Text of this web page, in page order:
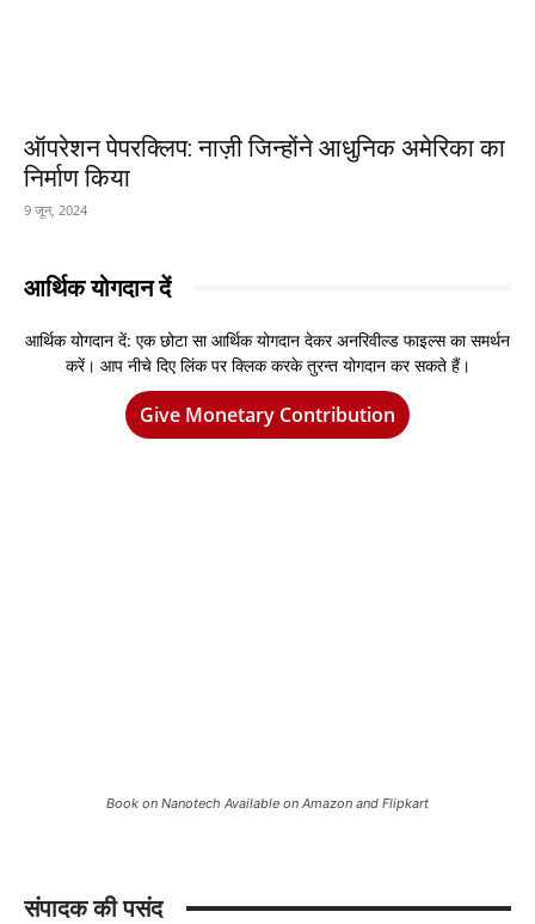
ऑपरेशन पेपरक्लिप: नाज़ी जिन्होंने आधुनिक अमेरिका का
निर्माण किया
9 जून, 2024
आर्थिक योगदान दें
आर्थिक योगदान दें: एक छोटा सा आर्थिक योगदान देकर अनरिवील्ड फाइल्स का समर्थन
करें। आप नीचे दिए लिंक पर क्लिक करके तुरन्त योगदान कर सकते हैं।
Give Monetary Contribution
Book on Nanotech Available on Amazon and Flipkart
संपादक की पसंद